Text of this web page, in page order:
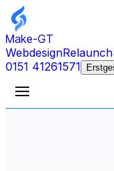
Make-GT
WebdesignRelaunch
0151 41261571